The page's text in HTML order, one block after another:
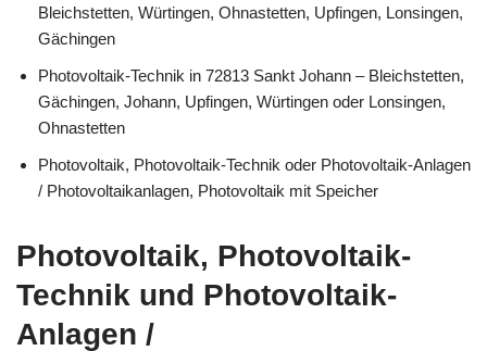
Bleichstetten, Würtingen, Ohnastetten, Upfingen, Lonsingen,
Gächingen
Photovoltaik-Technik in 72813 Sankt Johann – Bleichstetten,
Gächingen, Johann, Upfingen, Würtingen oder Lonsingen,
Ohnastetten
Photovoltaik, Photovoltaik-Technik oder Photovoltaik-Anlagen
/ Photovoltaikanlagen, Photovoltaik mit Speicher
Photovoltaik, Photovoltaik-
Technik und Photovoltaik-
Anlagen /